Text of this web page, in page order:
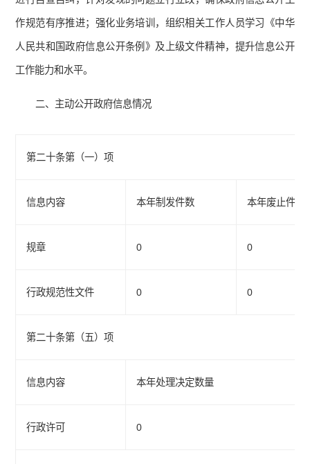
作规范有序推进；强化业务培训，组织相关工作人员学习《中华
人民共和国政府信息公开条例 》及上级文件精神，提升信息公开
工作能力和水平。
二、主动公开政府信息情况
第二十条第（一）项
信息内容 本年制发件数 本年废止件数
规章 0 0
行政规范性文件 0 0
第二十条第（五）项
信息内容 本年处理决定数量
行政许可 0